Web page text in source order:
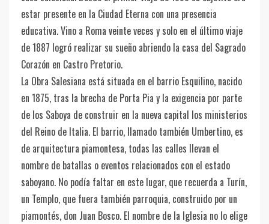
estar presente en la Ciudad Eterna con una presencia
educativa. Vino a Roma veinte veces y solo en el último viaje
de 1887 logró realizar su sueño abriendo la casa del Sagrado
Corazón en Castro Pretorio.
La Obra Salesiana está situada en el barrio Esquilino, nacido
en 1875, tras la brecha de Porta Pia y la exigencia por parte
de los Saboya de construir en la nueva capital los ministerios
del Reino de Italia. El barrio, llamado también Umbertino, es
de arquitectura piamontesa, todas las calles llevan el
nombre de batallas o eventos relacionados con el estado
saboyano. No podía faltar en este lugar, que recuerda a Turín,
un Templo, que fuera también parroquia, construido por un
piamontés, don Juan Bosco. El nombre de la Iglesia no lo elige